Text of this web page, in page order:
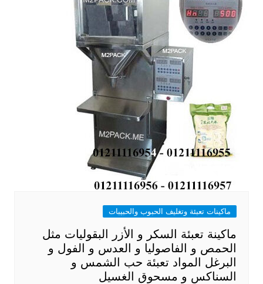
ماكينات تعبئة وتغليف الحبوب والحبيبات
ماكينة تعبئة السكر و الأزر البقوليات مثل
الحمص و الفاصوليا و العدس و الفول و
البرغل المواد تعبئة حب الشمس و
السناكس و مسحوق الغسيل